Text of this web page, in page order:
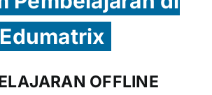
Edumatrix
OFFLINE